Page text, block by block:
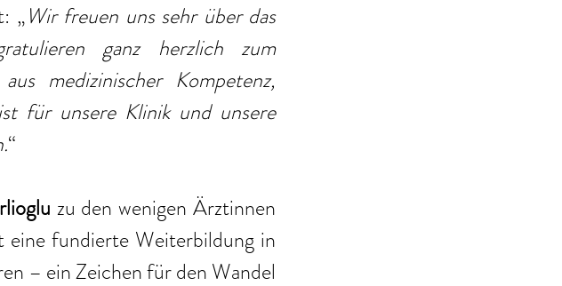
„Wir freuen uns sehr über das
ganz herzlich zum
medizinischer Kompetenz,
für unsere Klinik und unsere
“
zu den wenigen Ärztinnen
eine fundierte Weiterbildung in
– ein Zeichen für den Wandel